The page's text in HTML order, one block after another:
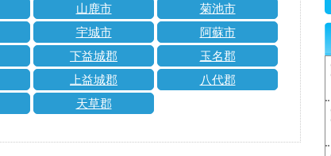
山鹿市
菊池市
宇城市
阿蘇市
下益城郡
玉名郡
上益城郡
八代郡
天草郡